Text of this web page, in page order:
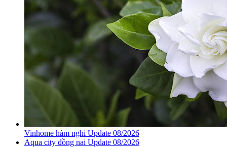
Vinhome hàm nghi Update 08/2026
Aqua city đồng nai Update 08/2026